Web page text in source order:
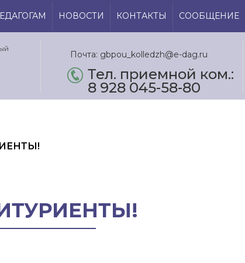
НОВОСТИ КОНТАКТЫ СООБЩЕНИЕ
Почта: gbpou_kolledzh@e-dag.ru
Тел. приемной ком.:
8 928 045-58-80